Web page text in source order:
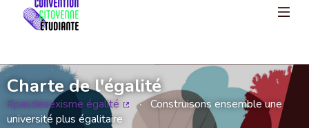
Charte de l'égalité
#pasdesexisme égalité
(Lien externe)
Construisons ensemble une
université plus égalitaire